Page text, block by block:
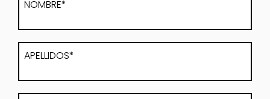
NOMBRE*
APELLIDOS*